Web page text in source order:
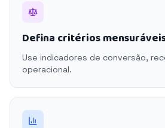
Defina critérios
Use indicadores de conversão,
operacional.